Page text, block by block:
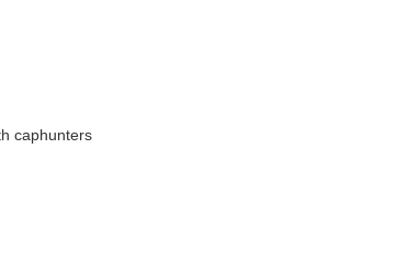
caphunters